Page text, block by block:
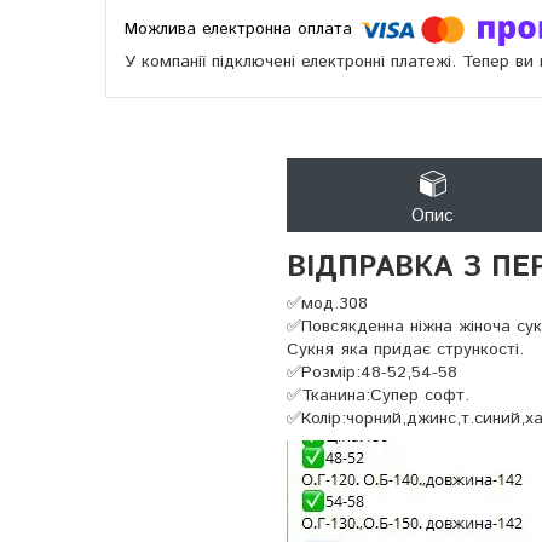
У компанії підключені електронні платежі.
Опис
ВІДПРАВКА З
✅мод.308
✅Повсякденна ніжна жіноча
Сукня яка придає стрункості.
✅Розмір:48-52,54-58
✅Тканина:Супер софт.